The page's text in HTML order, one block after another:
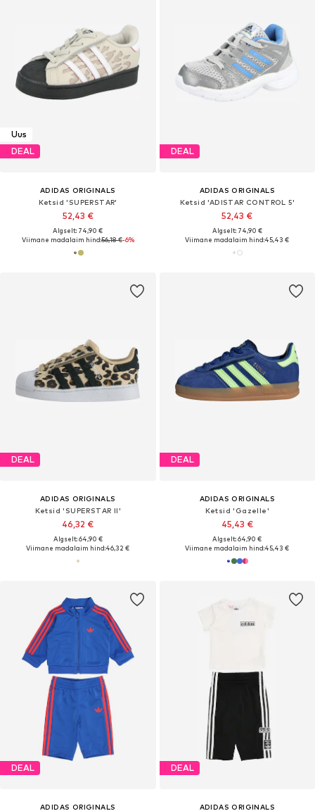
Uus
DEAL
ADIDAS ORIGINALS
Ketsid 'SUPERSTAR'
52,43 €
Algselt: 74,90 €
Viimane madalaim hind:56,18 €-6%
DEAL
ADIDAS ORIGINALS
Ketsid 'ADISTAR CONTROL 5'
52,43 €
Algselt: 74,90 €
Viimane madalaim hind:45,43 €
DEAL
ADIDAS ORIGINALS
Ketsid 'SUPERSTAR II'
46,32 €
Algselt: 64,90 €
Viimane madalaim hind:46,32 €
DEAL
ADIDAS ORIGINALS
Ketsid 'Gazelle'
45,43 €
Algselt: 64,90 €
Viimane madalaim hind:45,43 €
DEAL
ADIDAS ORIGINALS
DEAL
ADIDAS ORIGINALS